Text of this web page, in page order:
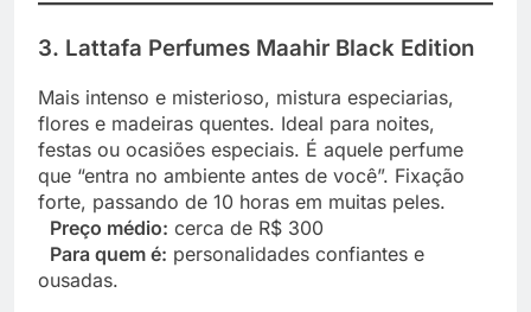
3. Lattafa Perfumes Maahir Black Edition
Mais intenso e misterioso, mistura especiarias,
flores e madeiras quentes. Ideal para noites,
festas ou ocasiões especiais. É aquele perfume
que “entra no ambiente antes de você”. Fixação
forte, passando de 10 horas em muitas peles.
Preço médio: cerca de R$ 300
Para quem é: personalidades confiantes e
ousadas.